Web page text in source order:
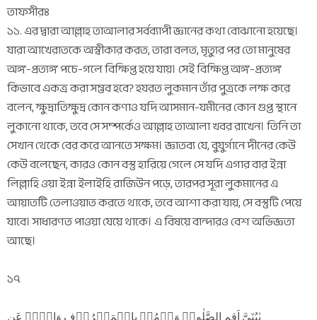
তাফসীরঃ
১১. এর দ্বারা আল্লাহ তাআলার সর্বব্যাপী জ্ঞানের কথা বোঝানো হয়েছে।
যারা আখেরাতকে অস্বীকার করত, তারা বলত, মৃত্যুর পর তো মানুষের
অঙ্গ-প্রত্যঙ্গ পচে-গলে বিক্ষিপ্ত হয়ে যায়। সেই বিক্ষিপ্ত অঙ্গ-প্রত্যঙ্গ
কিভাবে একত্র করা সম্ভব হবে? হযরত লুকমান তাঁর পুত্রকে লক্ষ করে
বলেন, ক্ষুদ্রাতিক্ষুদ্র কোন কণাও যদি আসমান-যমীনের কোন গুপ্ত স্থানে
লুকানো থাকে, তবে সে সম্পর্কেও আল্লাহ তাআলা খবর রাখেন। তিনি তা
সেখান থেকে বের করে আনতে সক্ষম। জ্ঞাতব্য যে, বুযুর্গানে দীনের কেউ
কেউ বলেছেন, কারও কোন বস্তু হারিয়ে গেলে সে যদি এগার বার ইন্না
লিল্লাহি ওয়া ইন্না ইলাইহি রাজিউন পড়ে, তারপর সূরা লুকমানের এ
আয়াতটি তেলাওয়াত করতে থাকে, তবে আশা করা যায়, সে বস্তুটি পেয়ে
যাবে। সাধারণত পাওয়া যেয়ে থাকে। এ বিষয়ে বান্দারও বেশ অভিজ্ঞতা
আছে।
১৭